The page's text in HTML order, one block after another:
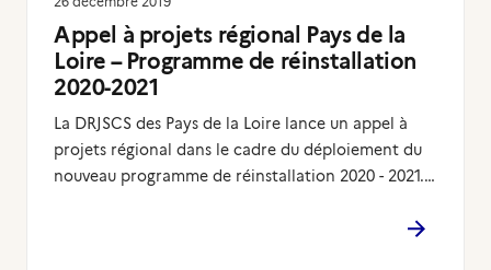
Appel à projets régional Pays de la
Loire – Programme de réinstallation
2020-2021
La DRJSCS des Pays de la Loire lance un appel à
projets régional dans le cadre du déploiement du
nouveau programme de réinstallation 2020 - 2021.…